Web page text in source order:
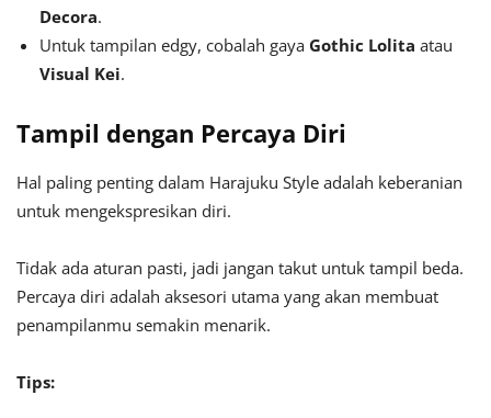
Decora.
Untuk tampilan edgy, cobalah gaya Gothic Lolita atau
Visual Kei.
Tampil dengan Percaya Diri
Hal paling penting dalam Harajuku Style adalah keberanian
untuk mengekspresikan diri.
Tidak ada aturan pasti, jadi jangan takut untuk tampil beda.
Percaya diri adalah aksesori utama yang akan membuat
penampilanmu semakin menarik.
Tips: